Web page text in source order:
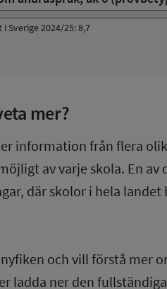
Sverige 2024/25: 8,7
mer?
information från flera
av varje skola. En
där skolor i hela
och vill förstå mer
ladda ner den